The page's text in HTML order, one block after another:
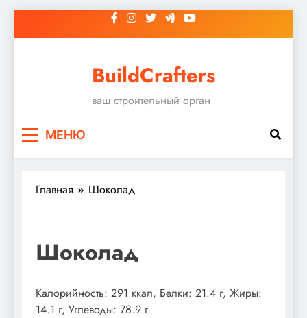
к
BuildCrafters
ваш строительный орган
МЕНЮ
Главная Шоколад
Шоколад
Калорийность: 291 ккал, Белки: 21.4 г, Жиры:
14.1 г, Углеводы: 78.9 г